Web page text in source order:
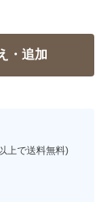
上で送料無料)